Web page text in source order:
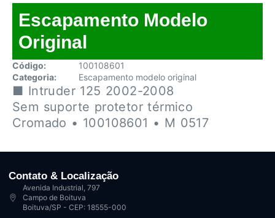
Escapamento Modelo
Original
Código:
100108601
Categoria:
Escapamento modelo original
■ Intruder 125 2002-2008
Sem suporte protetor térmico
Cromado • 100108601 • M 0517
Contato & Localização
Avenida Industrial, 797
Campo de Boituva
Boituva/SP - CEP: 18555-000